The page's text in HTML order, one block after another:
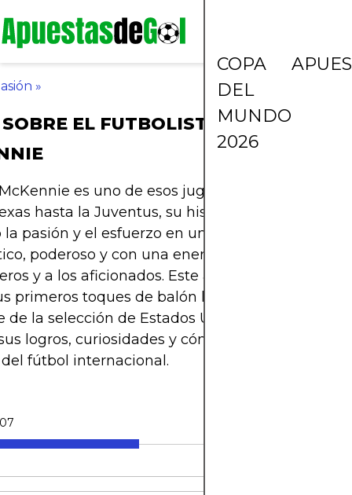
COPA
DEL
MUNDO
2026
»
EL FUTBOLISTA WESTON
es uno de esos jugadores que rompen
hasta la Juventus, su historia es la de un
pasión y el esfuerzo en una carrera de élite. Es
poderoso y con una energía que contagia a
y a los aficionados. Este artículo recorre su
primeros toques de balón hasta convertirse en
de la selección de Estados Unidos y figura en
logros, curiosidades y cómo se ganó un lugar
fútbol internacional.